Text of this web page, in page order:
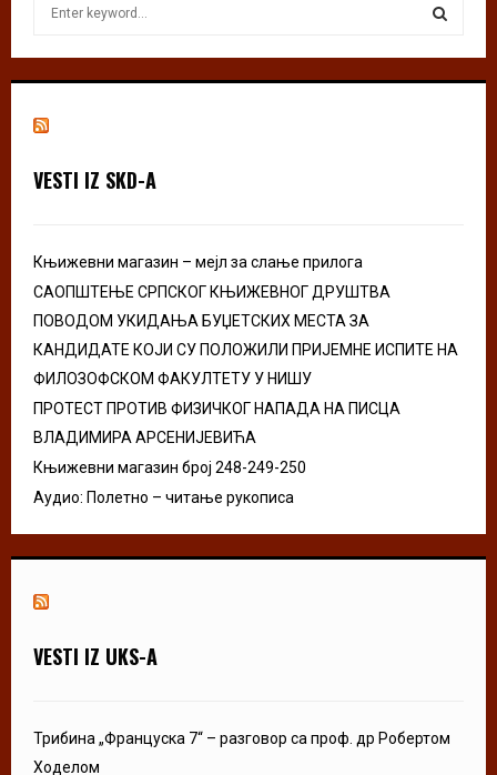
h
r
S
VESTI IZ SKD-A
Књижевни магазин – мејл за слање прилога
САОПШТЕЊЕ СРПСКОГ КЊИЖЕВНОГ ДРУШТВА
ПОВОДОМ УКИДАЊА БУЏЕТСКИХ МЕСТА ЗА
КАНДИДАТЕ КОЈИ СУ ПОЛОЖИЛИ ПРИЈЕМНЕ ИСПИТЕ НА
ФИЛОЗОФСКОМ ФАКУЛТЕТУ У НИШУ
ПРОТЕСТ ПРОТИВ ФИЗИЧКОГ НАПАДА НА ПИСЦА
ВЛАДИМИРА АРСЕНИЈЕВИЋА
Књижевни магазин број 248-249-250
Аудио: Полетно – читање рукописа
VESTI IZ UKS-A
Трибина „Француска 7“ – разговор са проф. др Робертом
Ходелом